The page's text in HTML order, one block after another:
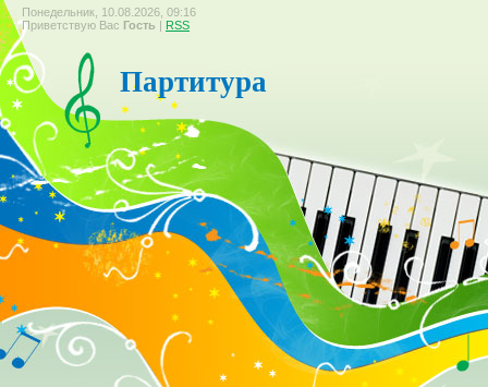
Понедельник, 10.08.2026, 09:16
Приветствую Вас Гость | RSS
Партитура